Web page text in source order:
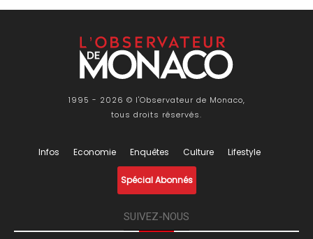
1995 - 2026 © l'Observateur de Monaco,
tous droits réservés.
Infos Economie Enquêtes Culture Lifestyle
Spécial Abonnés
SUIVEZ-NOUS